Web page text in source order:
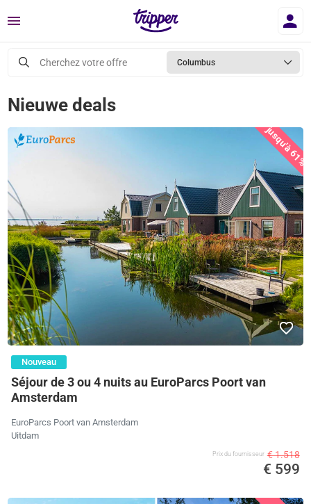
Menu
Cherchez votre offre Columbus
Nieuwe deals
jusqu'à 61%
Nouveau
Séjour de 3 ou 4 nuits au EuroParcs Poort van
Amsterdam
EuroParcs Poort van Amsterdam
Uitdam
Prix ​​du fournisseur € 1.518
€ 599